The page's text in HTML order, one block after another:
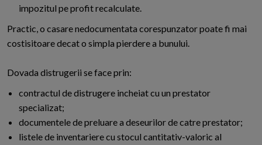
impozitul pe profit recalculate.
Practic, o casare nedocumentata corespunzator poate fi mai
costisitoare decat o simpla pierdere a bunului.
Dovada distrugerii se face prin:
contractul de distrugere incheiat cu un prestator
specializat;
documentele de preluare a deseurilor de catre prestator;
listele de inventariere cu stocul cantitativ-valoric al